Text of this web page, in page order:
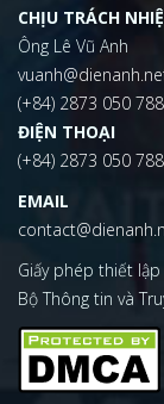
CHỊU TRÁCH
Ông Lê Vũ Anh
(+84) 2873 050 788
ĐIỆN THOẠI
(+84) 2873 050 788
EMAIL
Giấy phép thiết
Bộ Thông tin và